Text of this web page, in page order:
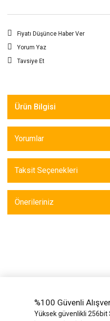
Fiyatı Düşünce Haber Ver
Yorum Yaz
Tavsiye Et
Ürün Bilgisi
Yorumlar
Taksit Seçenekleri
Önerileriniz
%100 Güvenli
Yüksek güvenlikli 256bit